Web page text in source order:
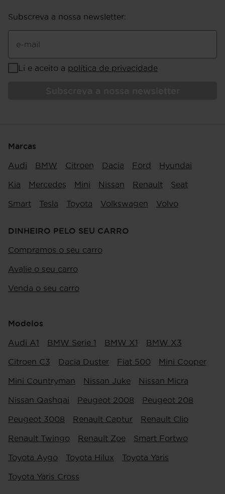
Subscreva a nossa newsletter:
e-mail
Li e aceito a política de privacidade
Marcas
Audi BMW Citroen Dacia Ford Hyundai
Kia Mercedes Mini Nissan Renault Seat
Smart Tesla Toyota Volkswagen Volvo
DINHEIRO PELO SEU CARRO
Compramos o seu carro
Avalie o seu carro
Venda o seu carro
Modelos
Audi A1 BMW Serie 1 BMW X1 BMW X3
Citroen C3 Dacia Duster Fiat 500 Mini Cooper
Mini Countryman Nissan Juke Nissan Micra
Nissan Qashqai Peugeot 2008 Peugeot 208
Peugeot 3008 Renault Captur Renault Clio
Renault Twingo Renault Zoe Smart Fortwo
Toyota Aygo Toyota Hilux Toyota Yaris
Toyota Yaris Cross